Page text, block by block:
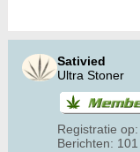
Sativied
Ultra Stoner
Registratie op:
Berichten: 101